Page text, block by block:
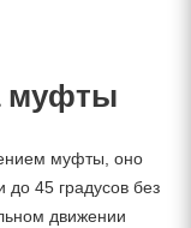
муфты
муфты, оно
до 45 градусов без
движении